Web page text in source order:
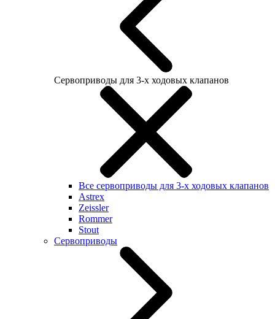
Сервоприводы для 3-х ходовых клапанов
Все сервоприводы для 3-х ходовых клапанов
Astrex
Zeissler
Rommer
Stout
Сервоприводы